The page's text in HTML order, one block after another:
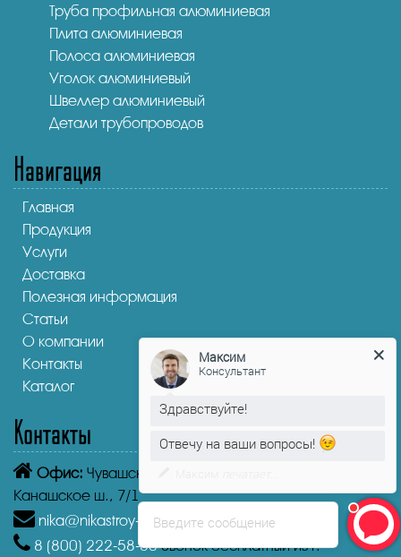
Труба профильная алюминиевая
Плита алюминиевая
Полоса алюминиевая
Уголок алюминиевый
Швеллер алюминиевый
Детали трубопроводов
Навигация
Главная
Продукция
Услуги
Доставка
Полезная информация
Статьи
О компании
Контакты
Каталог
Контакты
Офис: Чувашская Республика,
Канашское ш., 7/1
nika@nikastroy-msk.ru
8 (800) 222-58-30 Звонок бесплатный из г.
Введите сообщение
Максим
Консультант
Здравствуйте!
Отвечу на ваши вопросы!